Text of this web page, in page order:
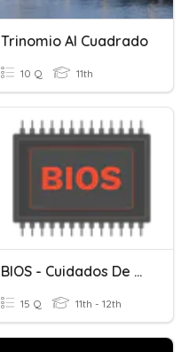
Trinomio Al Cuadrado
10 Q 11th
BIOS - Cuidados De Una Computadora
15 Q 11th - 12th